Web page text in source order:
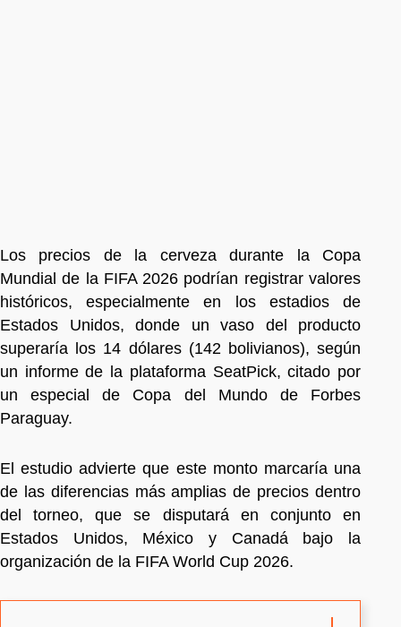
Los precios de la cerveza durante la Copa
Mundial de la FIFA 2026 podrían registrar valores
históricos, especialmente en los estadios de
Estados Unidos, donde un vaso del producto
superaría los 14 dólares (142 bolivianos), según
un informe de la plataforma SeatPick, citado por
un especial de Copa del Mundo de Forbes
Paraguay.
El estudio advierte que este monto marcaría una
de las diferencias más amplias de precios dentro
del torneo, que se disputará en conjunto en
Estados Unidos, México y Canadá bajo la
organización de la FIFA World Cup 2026.